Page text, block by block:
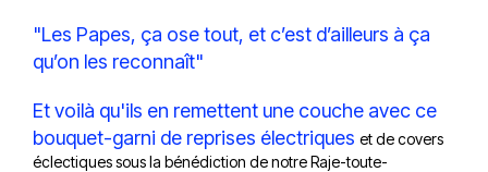
"Les Papes, ça ose tout, et c’est d’ailleurs à ça
qu’on les reconnaît"
Et voilà qu'ils en remettent une couche avec ce
bouquet-garni de reprises électriques et de covers
éclectiques sous la bénédiction de notre Raje-toute-